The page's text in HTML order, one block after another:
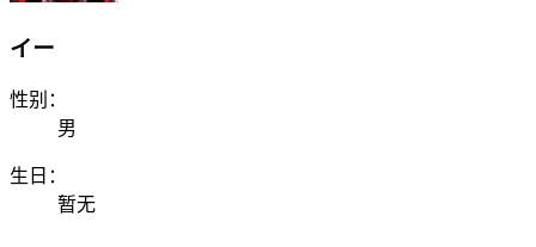
イー
性别：
男
生日：
暂无